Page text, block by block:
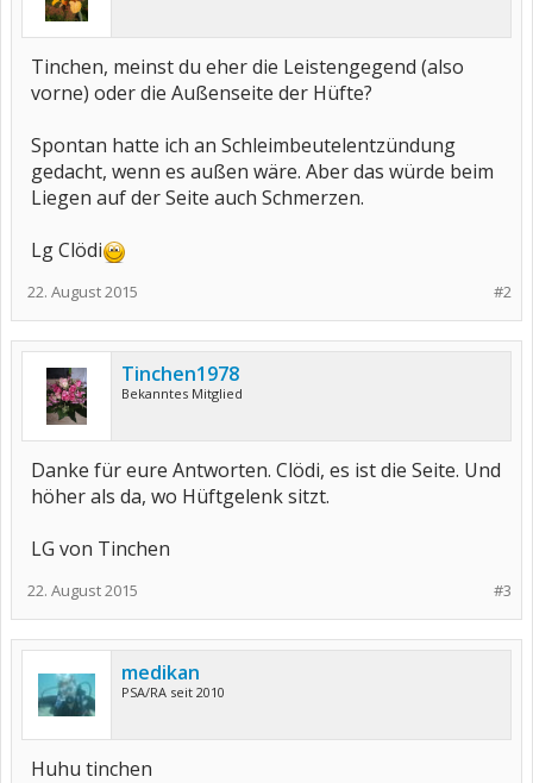
Tinchen, meinst du eher die Leistengegend (also
vorne) oder die Außenseite der Hüfte?
Spontan hatte ich an Schleimbeutelentzündung
gedacht, wenn es außen wäre. Aber das würde beim
Liegen auf der Seite auch Schmerzen.
Lg Clödi
#2
22. August 2015
Tinchen1978
Bekanntes Mitglied
Danke für eure Antworten. Clödi, es ist die Seite. Und
höher als da, wo Hüftgelenk sitzt.
LG von Tinchen
#3
22. August 2015
medikan
PSA/RA seit 2010
Huhu tinchen